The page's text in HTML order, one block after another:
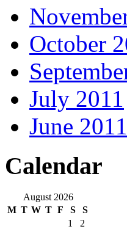
October
July 2011
June 2011
Calendar
August 2026
M T W T F S
S
1
2